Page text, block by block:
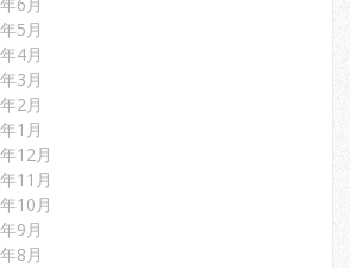
5月
4月
3月
2月
1月
12月
11月
10月
9月
8月